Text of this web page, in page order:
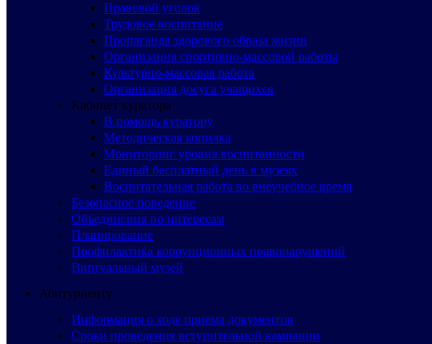
Правовой уголок
Трудовое воспитание
Пропаганда здорового образа жизни
Организация спортивно-массовой работы
Культурно-массовая работа
Организация досуга учащихся
Кабинет куратора
В помощь куратору
Методическая копилка
Мониторинг уровня воспитанности
Единый бесплатный день в музеях
Воспитательная работа во внеучебное время
Безопасное поведение
Объединения по интересам
Планирование
Профилактика коррупционных правонарушений
Виртуальный музей
Абитуриенту
Информация о ходе приема документов
Сроки проведения вступительной кампании